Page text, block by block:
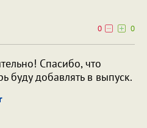
0
0
Спасибо, что
буду добавлять в выпуск.